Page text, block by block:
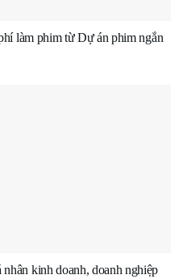
làm phim từ Dự án phim ngắn
kinh doanh, doanh nghiệp